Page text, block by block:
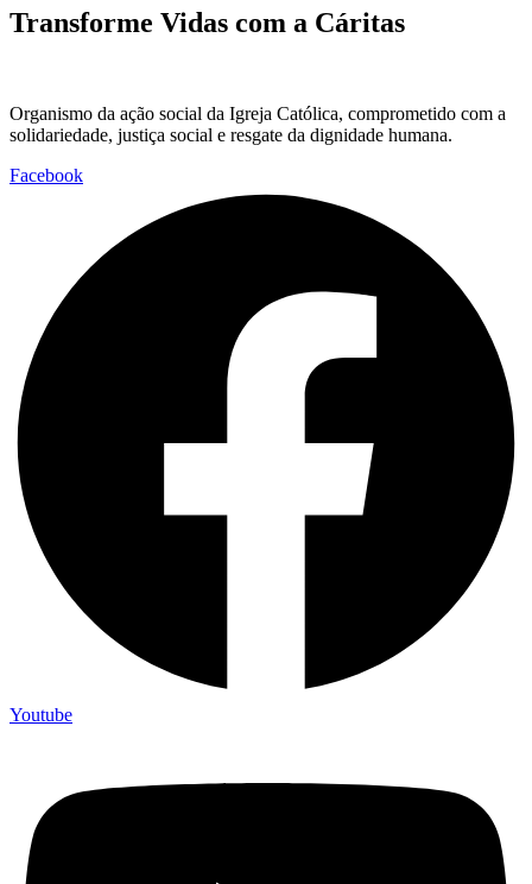
Transforme Vidas com a Cáritas
Organismo da ação social da Igreja Católica, comprometido com a
solidariedade, justiça social e resgate da dignidade humana.
Facebook
Youtube